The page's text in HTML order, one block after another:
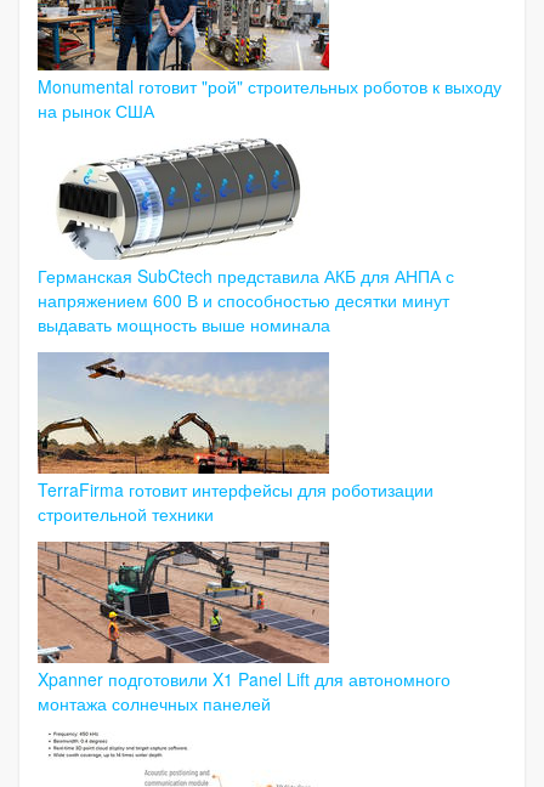
Monumental готовит "рой" строительных роботов к выходу
на рынок США
Германская SubCtech представила АКБ для АНПА с
напряжением 600 В и способностью десятки минут
выдавать мощность выше номинала
TerraFirma готовит интерфейсы для роботизации
строительной техники
Xpanner подготовили X1 Panel Lift для автономного
монтажа солнечных панелей